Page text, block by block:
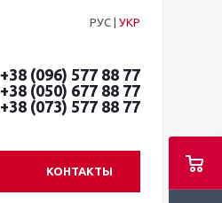
РУС УКР
+38 (096) 577 88 77
+38 (050) 677 88 77
+38 (073) 577 88 77
КОНТАКТЫ